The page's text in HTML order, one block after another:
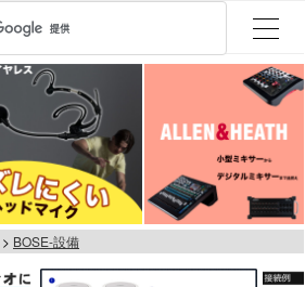
BOSE-設備